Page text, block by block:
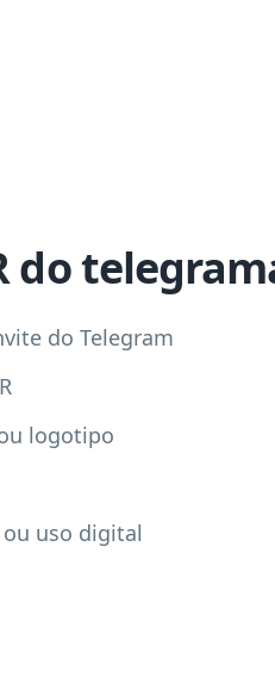
do
do Telegram
logotipo
ou uso digital